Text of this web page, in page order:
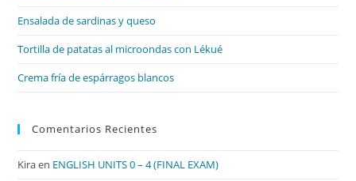
Ensalada de sardinas y queso
Tortilla de patatas al microondas con Lékué
Crema fría de espárragos blancos
Comentarios Recientes
Kiraen ENGLISH UNITS 0 – 4 (FINAL EXAM)